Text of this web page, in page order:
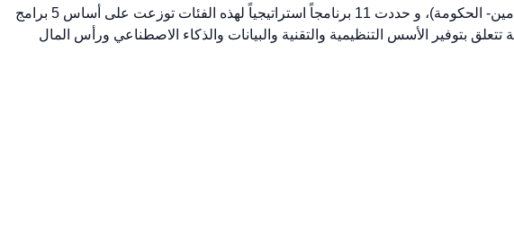
وضعت الاستراتيجية الوطنية لقطاع التأمين أهدافاً تستهدف فئات أصحاب المصالح المختلفة (السكان- الشركات- قطاع التأمين- الحكومة)، و حددت 11 برنامجاً استراتيجياً لهذه الفئات توزعت على أساس 5 برامج
برامج تتعلق بإعادة التأمين والاحتفاظ والقدرة الاستيعابية والمخاطر، فضلاً عن 3 برامج ممكنة تتعلق بتوفير الأسس التنظيمية والتقنية والبيانات والذكاء الاصطناعي ورأس المال